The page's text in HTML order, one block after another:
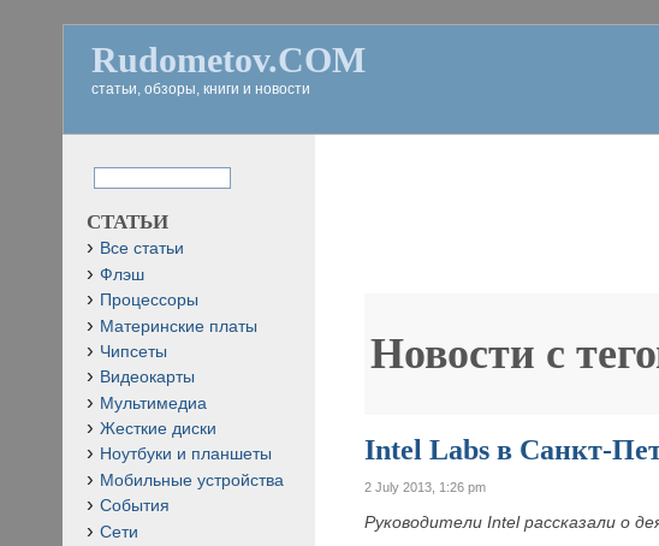
Rudometov.COM
статьи, обзоры, книги и новости
Новости с
Intel Labs в Санкт-
2 July 2013, 1:26 pm
Руководители Intel рассказали о
СТАТЬИ
Все статьи
Флэш
Процессоры
Материнские платы
Чипсеты
Видеокарты
Мультимедиа
Жесткие диски
Ноутбуки и планшеты
Мобильные устройства
События
Сети